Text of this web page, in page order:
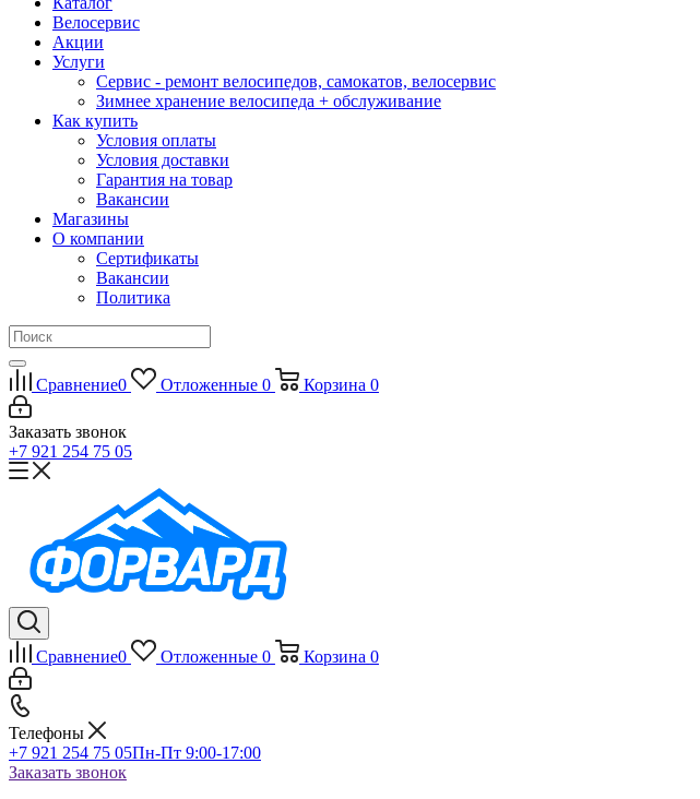
Велосервис
Акции
Услуги
Сервис - ремонт велосипедов, самокатов, велосервис
Зимнее хранение велосипеда + обслуживание
Как купить
Условия оплаты
Условия доставки
Гарантия на товар
Вакансии
Магазины
О компании
Сертификаты
Вакансии
Политика
Сравнение0 Отложенные 0 Корзина 0
Заказать звонок
+7 921 254 75 05
Сравнение0 Отложенные 0 Корзина 0
Телефоны
+7 921 254 75 05Пн-Пт 9:00-17:00
Заказать звонок